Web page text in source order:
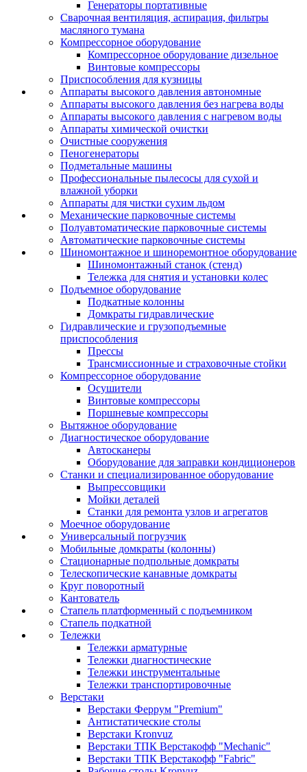
Генераторы портативные
Сварочная вентиляция, аспирация, фильтры
масляного тумана
Компрессорное оборудование
Компрессорное оборудование дизельное
Винтовые компрессоры
Приспособления для кузницы
Аппараты высокого давления автономные
Аппараты высокого давления без нагрева воды
Аппараты высокого давления с нагревом воды
Аппараты химической очистки
Очистные сооружения
Пеногенераторы
Подметальные машины
Профессиональные пылесосы для сухой и
влажной уборки
Аппараты для чистки сухим льдом
Механические парковочные системы
Полуавтоматические парковочные системы
Автоматические парковочные системы
Шиномонтажное и шиноремонтное оборудование
Шиномонтажный станок (стенд)
Тележка для снятия и установки колес
Подъемное оборудование
Подкатные колонны
Домкраты гидравлические
Гидравлические и грузоподъемные
приспособления
Прессы
Трансмиссионные и страховочные стойки
Компрессорное оборудование
Осушители
Винтовые компрессоры
Поршневые компрессоры
Вытяжное оборудование
Диагностическое оборудование
Автосканеры
Оборудование для заправки кондиционеров
Станки и специализированное оборудование
Выпрессовщики
Мойки деталей
Станки для ремонта узлов и агрегатов
Моечное оборудование
Универсальный погрузчик
Мобильные домкраты (колонны)
Стационарные подпольные домкраты
Телескопические канавные домкраты
Круг поворотный
Кантователь
Стапель платформенный с подъемником
Стапель подкатной
Тележки
Тележки арматурные
Тележки диагностические
Тележки инструментальные
Тележки транспортировочные
Верстаки
Верстаки Феррум "Premium"
Антистатические столы
Верстаки Kronvuz
Верстаки ТПК Верстакофф "Mechanic"
Верстаки ТПК Верстакофф "Fabric"